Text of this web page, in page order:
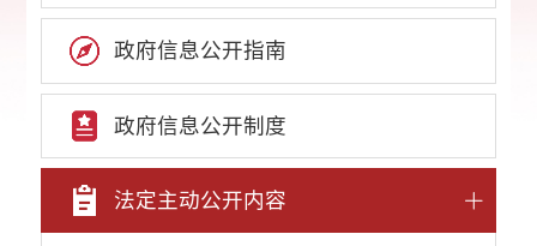
政府信息公开指南
政府信息公开制度
法定主动公开内容